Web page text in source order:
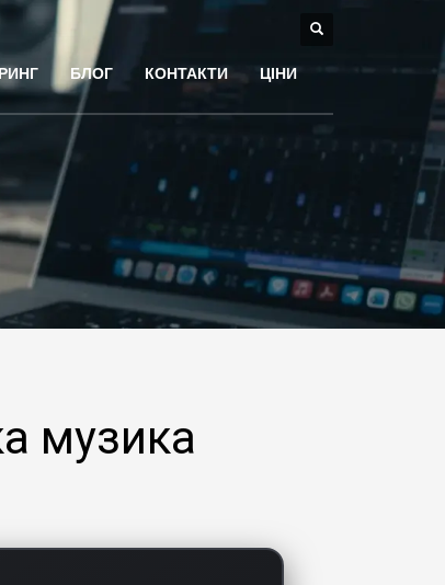
БЛОГ КОНТАКТИ
ЦІНИ
музика